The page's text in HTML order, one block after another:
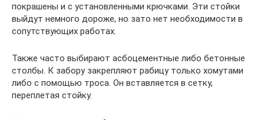
покрашены и с установленными крючками. Эти стойки
выйдут немного дороже, но зато нет необходимости в
сопутствующих работах.
Также часто выбирают асбоцементные либо бетонные
столбы. К забору закрепляют рабицу только хомутами
либо с помощью троса. Он вставляется в сетку,
переплетая стойку.